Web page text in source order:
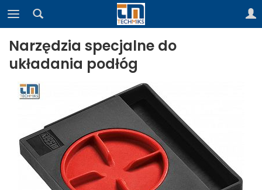
Narzędzia specjalne do
układania podłóg